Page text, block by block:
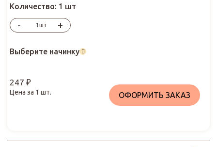
Количество: 1 шт
- шт +
Выберите начинку
247 ₽
Цена за 1 шт. ОФОРМИТЬ ЗАКАЗ